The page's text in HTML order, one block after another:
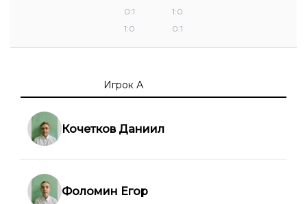
0:1
1:0
1:0
0:1
Игрок А
Кочетков Даниил
Фоломин Егор